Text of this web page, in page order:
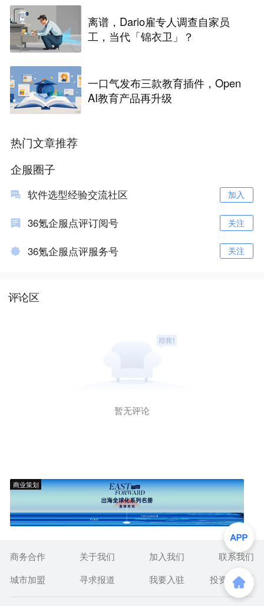
离谱，Dario雇专人调查自家员
工，当代「锦衣卫」？
一口气发布三款教育插件，Open
AI教育产品再升级
热门文章推荐
企服圈子
软件选型经验交流社区 加入
36氪企服点评订阅号 关注
36氪企服点评服务号 关注
评论区
暂无评论
商业策划
商务合作 关于我们 加入我们
联系我们
城市加盟
寻求报道 我要入驻 投资者关系